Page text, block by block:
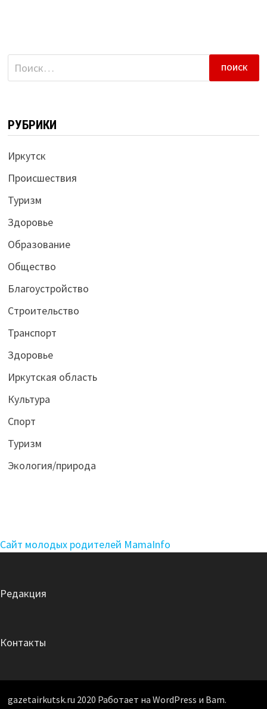
Найти:
РУБРИКИ
Иркутск
Происшествия
Туризм
Здоровье
Образование
Общество
Благоустройство
Строительство
Транспорт
Здоровье
Иркутская область
Культура
Спорт
Туризм
Экология/природа
Сайт молодых родителей MamaInfo
Редакция
Контакты
gazetairkutsk.ru 2020 Работает на WordPress и Bam.